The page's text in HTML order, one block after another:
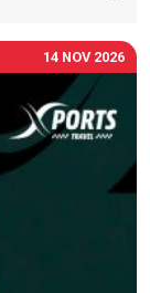
14 NOV 2026